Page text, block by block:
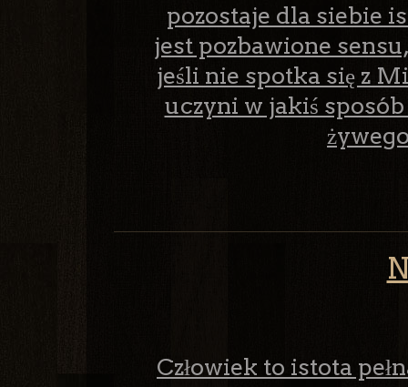
pozostaje dla siebie
jest pozbawione
jeśli nie spotka się z
uczyni w jakiś
Człowiek to istota